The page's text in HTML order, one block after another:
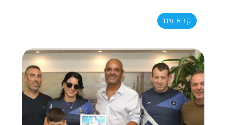
קרא עוד